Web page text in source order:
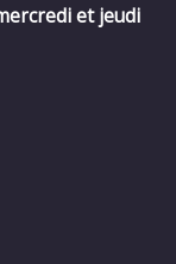
et jeudi